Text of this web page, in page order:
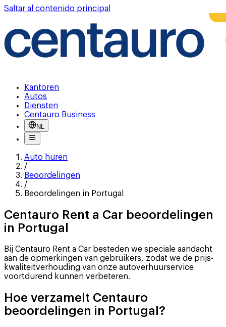
Saltar al contenido principal
Kantoren
Autos
Diensten
Centauro Business
NL
Auto huren
/
Beoordelingen
/
Beoordelingen in Portugal
Centauro Rent a Car beoordelingen
in Portugal
Bij Centauro Rent a Car besteden we speciale aandacht
aan de opmerkingen van gebruikers, zodat we de prijs-
kwaliteitverhouding van onze autoverhuurservice
voortdurend kunnen verbeteren.
Hoe verzamelt Centauro
beoordelingen in Portugal?